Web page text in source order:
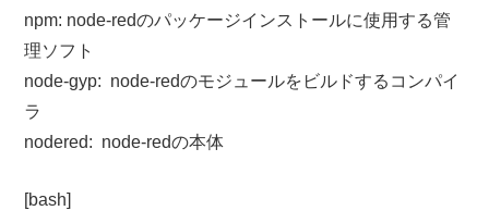
npm: node-redのパッケージインストールに使用する管
理ソフト
node-gyp: node-redのモジュールをビルドするコンパイ
ラ
nodered: node-redの本体
[bash]